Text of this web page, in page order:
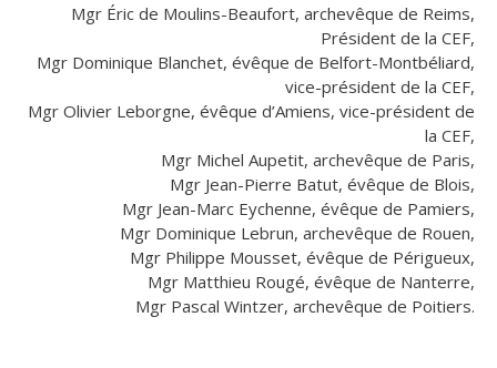
Mgr Éric de Moulins-Beaufort, archevêque de Reims,
Président de la CEF,
Mgr Dominique Blanchet, évêque de Belfort-Montbéliard,
vice-président de la CEF,
Mgr Olivier Leborgne, évêque d’Amiens, vice-président de
la CEF,
Mgr Michel Aupetit, archevêque de Paris,
Mgr Jean-Pierre Batut, évêque de Blois,
Mgr Jean-Marc Eychenne, évêque de Pamiers,
Mgr Dominique Lebrun, archevêque de Rouen,
Mgr Philippe Mousset, évêque de Périgueux,
Mgr Matthieu Rougé, évêque de Nanterre,
Mgr Pascal Wintzer, archevêque de Poitiers.